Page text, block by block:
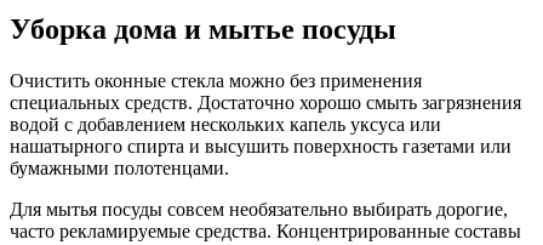
Уборка дома и мытье посуды
Очистить оконные стекла можно без применения
специальных средств. Достаточно хорошо смыть загрязнения
водой с добавлением нескольких капель уксуса или
нашатырного спирта и высушить поверхность газетами или
бумажными полотенцами.
Для мытья посуды совсем необязательно выбирать дорогие,
часто рекламируемые средства. Концентрированные составы